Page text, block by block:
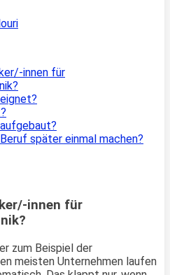
innen für
später einmal machen?
innen für
zum Beispiel der
meisten Unternehmen laufen